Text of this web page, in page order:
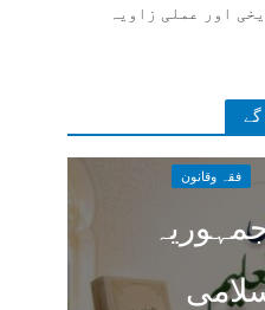
اور عملی زاویہ
فقہ وقانون